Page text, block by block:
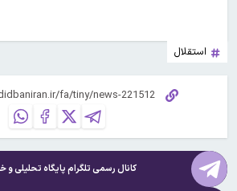
استقلال
کانال رسمی تلگرام پایگاه تحلیلی و